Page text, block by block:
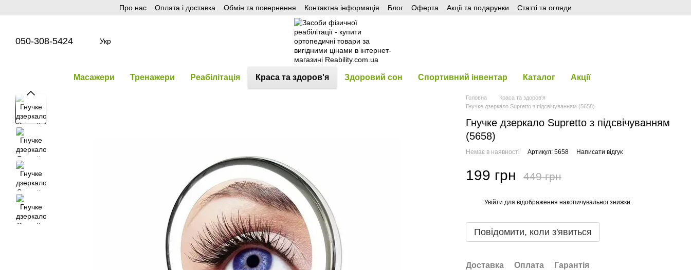
Про нас Оплата і доставка Обмін та повернення Контактна інформація Блог Оферта Акції та подарунки Статті та огляди
050-308-5424 Укр
Масажери Тренажери Реабілітація Краса та здоров'я Здоровий сон Спортивний інвентар Каталог Акції
Головна
Краса та здоров'я
Гнучке дзеркало Supretto з підсвічуванням (5658)
Гнучке дзеркало Supretto з підсвічуванням
(5658)
Немає в наявності Артикул: 5658 Написати відгук
199 грн 449 грн
Увійти для відображення накопичувальної знижки
Повідомити, коли з'явиться
Доставка Оплата Гарантія